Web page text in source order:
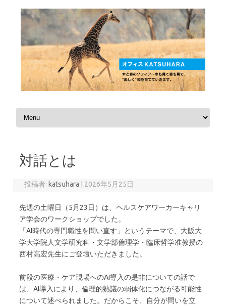
コンテンツへスキップ
対話とは
投稿者: katsuhara 2026年5月25日
先週の土曜日（5月23日）は、ヘルスケアワーカーキャリ
ア学会のワークショップでした。
「AI時代の専門職性を問い直す」というテーマで、大阪大
学大学院人文学研究科・文学部倫理学・臨床哲学准教授の
西村高宏先生にご登壇いただきました。
前段の医療・ケア現場へのAI導入の是非についての話で
は、AI導入により、倫理的熟議の弱体化につながる可能性
について述べられました。だからこそ、自分が問いを立